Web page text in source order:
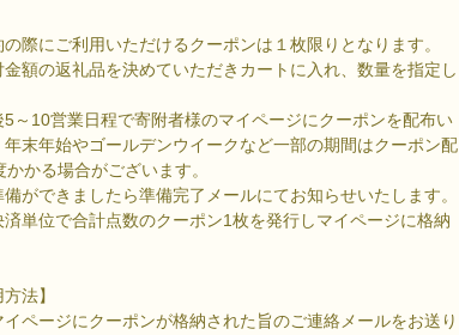
際にご利用いただけるクーポンは１枚限りとなります。
金額の返礼品を決めていただきカートに入れ、数量を指定し
5～10営業日程で寄附者様のマイページにクーポンを配布い
末年始やゴールデンウイークなど一部の期間はクーポン配
かる場合がございます。
ができましたら準備完了メールにてお知らせいたします。
済単位で合計点数のクーポン1枚を発行しマイページに格納
法】
イページにクーポンが格納された旨のご連絡メールをお送り